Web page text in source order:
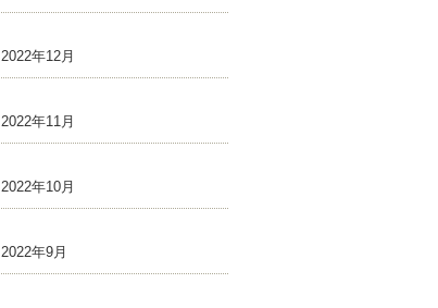
2022年12月
2022年11月
2022年10月
2022年9月